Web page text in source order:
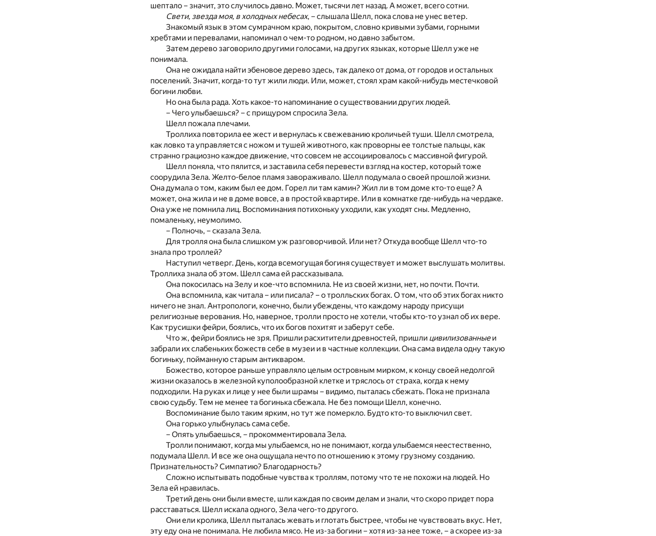
шептало – значит, это случилось давно. Может, тысячи лет назад. А может, всего сотни.
Свети, звезда моя, в холодных небесах, – слышала Шелл, пока слова не унес ветер.
Знакомый язык в этом сумрачном краю, покрытом, словно кривыми зубами, горными
хребтами и перевалами, напоминал о чем-то родном, но давно забытом.
Затем дерево заговорило другими голосами, на других языках, которые Шелл уже не
понимала.
Она не ожидала найти эбеновое дерево здесь, так далеко от дома, от городов и остальных
поселений. Значит, когда-то тут жили люди. Или, может, стоял храм какой-нибудь местечковой
богини любви.
Но она была рада. Хоть какое-то напоминание о существовании других людей.
– Чего улыбаешься? – с прищуром спросила Зела.
Шелл пожала плечами.
Троллиха повторила ее жест и вернулась к свежеванию кроличьей туши. Шелл смотрела,
как ловко та управляется с ножом и тушей животного, как проворны ее толстые пальцы, как
странно грациозно каждое движение, что совсем не ассоциировалось с массивной фигурой.
Шелл поняла, что пялится, и заставила себя перевести взгляд на костер, который тоже
соорудила Зела. Желто-белое пламя завораживало. Шелл подумала о своей прошлой жизни.
Она думала о том, каким был ее дом. Горел ли там камин? Жил ли в том доме кто-то еще? А
может, она жила и не в доме вовсе, а в простой квартире. Или в комнатке где-нибудь на чердаке.
Она уже не помнила лиц. Воспоминания потихоньку уходили, как уходят сны. Медленно,
помаленьку, неумолимо.
– Полночь, – сказала Зела.
Для тролля она была слишком уж разговорчивой. Или нет? Откуда вообще Шелл что-то
знала про троллей?
Наступил четверг. День, когда всемогущая богиня существует и может выслушать молитвы.
Троллиха знала об этом. Шелл сама ей рассказывала.
Она покосилась на Зелу и кое-что вспомнила. Не из своей жизни, нет, но почти. Почти.
Она вспомнила, как читала – или писала? – о тролльских богах. О том, что об этих богах никто
ничего не знал. Антропологи, конечно, были убеждены, что каждому народу присущи
религиозные верования. Но, наверное, тролли просто не хотели, чтобы кто-то узнал об их вере.
Как трусишки фейри, боялись, что их богов похитят и заберут себе.
Что ж, фейри боялись не зря. Пришли расхитители древностей, пришли цивилизованныеи
забрали их слабеньких божеств себе в музеи и в частные коллекции. Она сама видела одну такую
богиньку, пойманную старым антикваром.
Божество, которое раньше управляло целым островным мирком, к концу своей недолгой
жизни оказалось в железной куполообразной клетке и тряслось от страха, когда к нему
подходили. На руках и лице у нее были шрамы – видимо, пыталась сбежать. Пока не признала
свою судьбу. Тем не менее та богинька сбежала. Не без помощи Шелл, конечно.
Воспоминание было таким ярким, но тут же померкло. Будто кто-то выключил свет.
Она горько улыбнулась сама себе.
– Опять улыбаешься, – прокомментировала Зела.
Тролли понимают, когда мы улыбаемся, но не понимают, когда улыбаемся неестественно,
подумала Шелл. И все же она ощущала нечто по отношению к этому грузному созданию.
Признательность? Симпатию? Благодарность?
Сложно испытывать подобные чувства к троллям, потому что те не похожи на людей. Но
Зела ей нравилась.
Третий день они были вместе, шли каждая по своим делам и знали, что скоро придет пора
расставаться. Шелл искала одного, Зела чего-то другого.
Они ели кролика, Шелл пыталась жевать и глотать быстрее, чтобы не чувствовать вкус. Нет,
эту еду она не понимала. Не любила мясо. Не из-за богини – хотя из-за нее тоже, – а скорее из-за